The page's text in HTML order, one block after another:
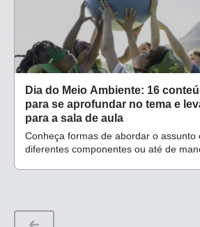
Dia do Meio Ambiente: 16
para se aprofundar no tema e
para a sala de aula
Conheça formas de abordar o assunto
diferentes componentes ou até de